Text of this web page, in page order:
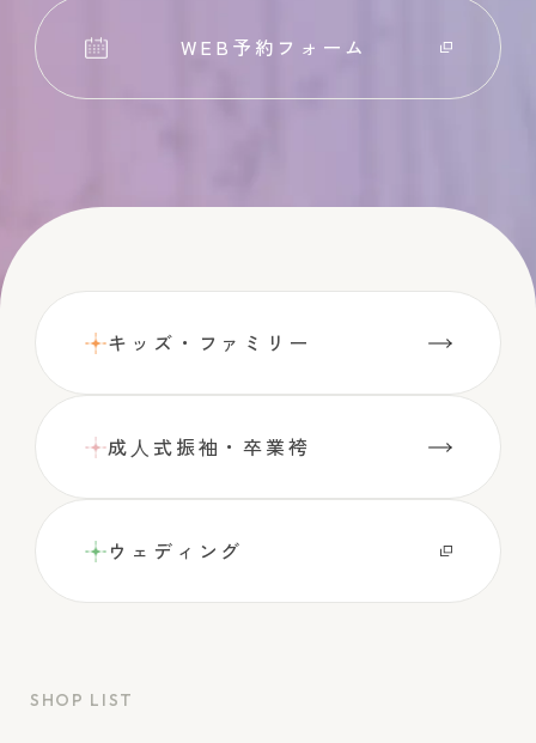
WEB予約フォーム
キッズ・ファミリー
成⼈式振袖・卒業袴
ウェディング
SHOP LIST